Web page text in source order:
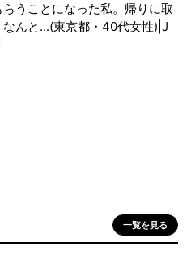
うことになった私。帰りに取
なんと...(東京都・40代女性)|J
一覧を見る